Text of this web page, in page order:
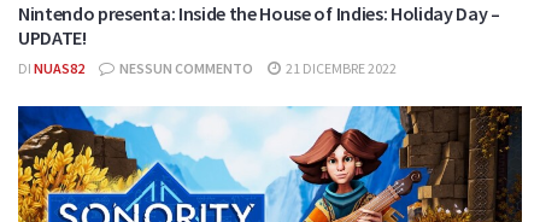
Nintendo presenta: Inside the House of Indies: Holiday Day –
UPDATE!
DI NUAS82 NESSUN COMMENTO 21 DICEMBRE 2022